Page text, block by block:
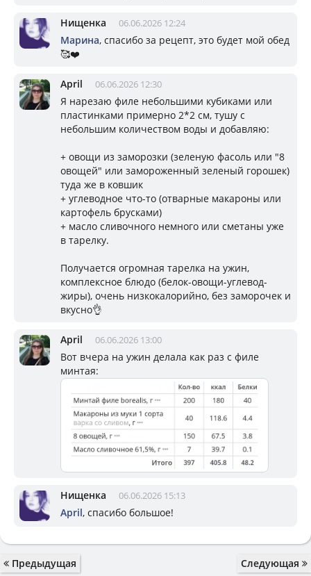
Нищенка 06.06.2026 12:24
Марина, спасибо за рецепт, это будет мой обед
🥰❤️
April 06.06.2026 12:30
Я нарезаю филе небольшими кубиками или
пластинками примерно 2*2 см, тушу с
небольшим количеством воды и добавляю:
+ овощи из заморозки (зеленую фасоль или "8
овощей" или замороженный зеленый горошек)
туда же в ковшик
+ углеводное что-то (отварные макароны или
картофель брусками)
+ масло сливочного немного или сметаны уже
в тарелку.
Получается огромная тарелка на ужин,
комплексное блюдо (белок-овощи-углевод-
жиры), очень низкокалорийно, без заморочек и
вкусно👌
April 06.06.2026 13:00
Вот вчера на ужин делала как раз с филе
минтая:
Нищенка 06.06.2026 15:13
April, спасибо большое!
Предыдущая Следующая